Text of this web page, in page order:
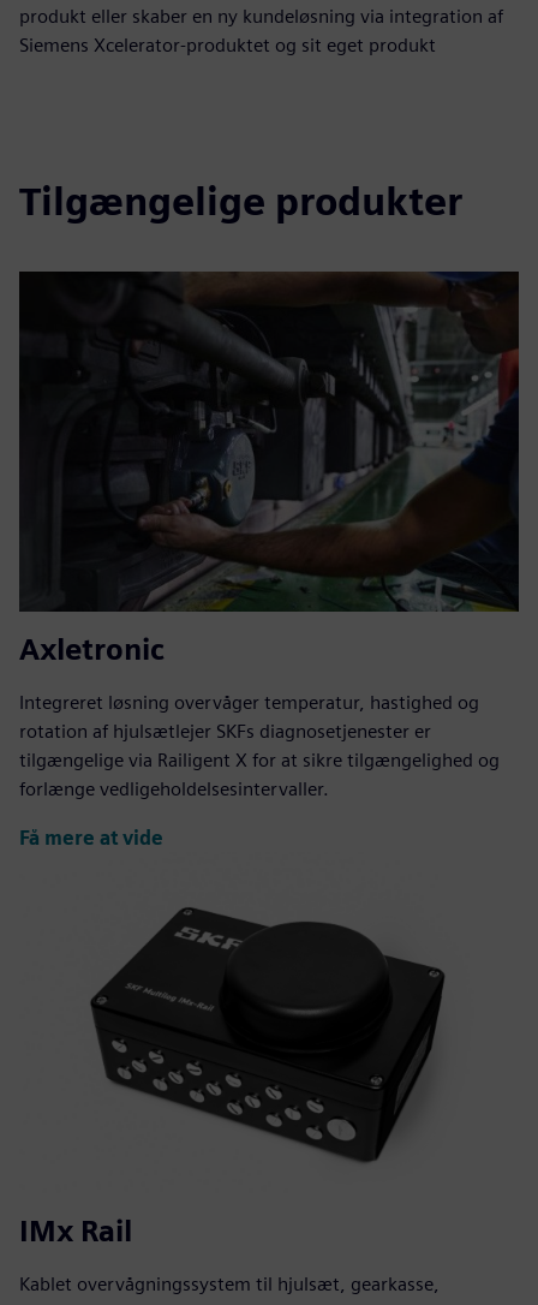
produkt eller skaber en ny kundeløsning via integration af
Siemens Xcelerator-produktet og sit eget produkt
Tilgængelige produkter
Axletronic
Integreret løsning overvåger temperatur, hastighed og
rotation af hjulsætlejer SKFs diagnosetjenester er
tilgængelige via Railigent X for at sikre tilgængelighed og
forlænge vedligeholdelsesintervaller.
Få mere at vide
IMx Rail
Kablet overvågningssystem til hjulsæt, gearkasse,